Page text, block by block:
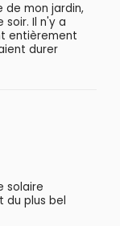
de mon jardin,
Il n'y a
entièrement
durer
solaire
du plus bel